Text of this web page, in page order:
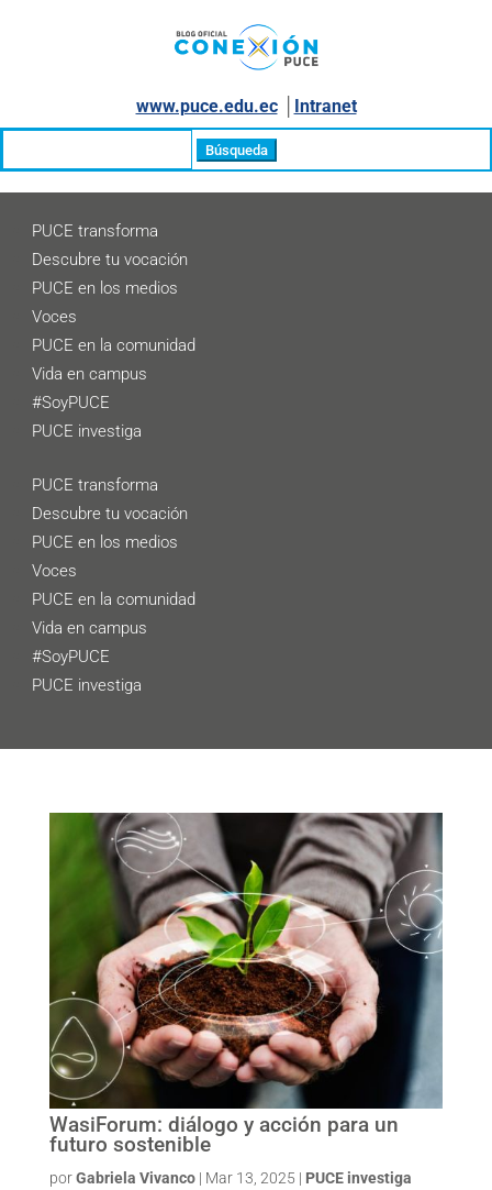
www.puce.edu.ec│ Intranet
PUCE transforma
Descubre tu vocación
PUCE en los medios
Voces
PUCE en la comunidad
Vida en campus
#SoyPUCE
PUCE investiga
PUCE transforma
Descubre tu vocación
PUCE en los medios
Voces
PUCE en la comunidad
Vida en campus
#SoyPUCE
PUCE investiga
WasiForum: diálogo y acción para un
futuro sostenible
porGabriela Vivanco| Mar 13, 2025 | PUCE investiga